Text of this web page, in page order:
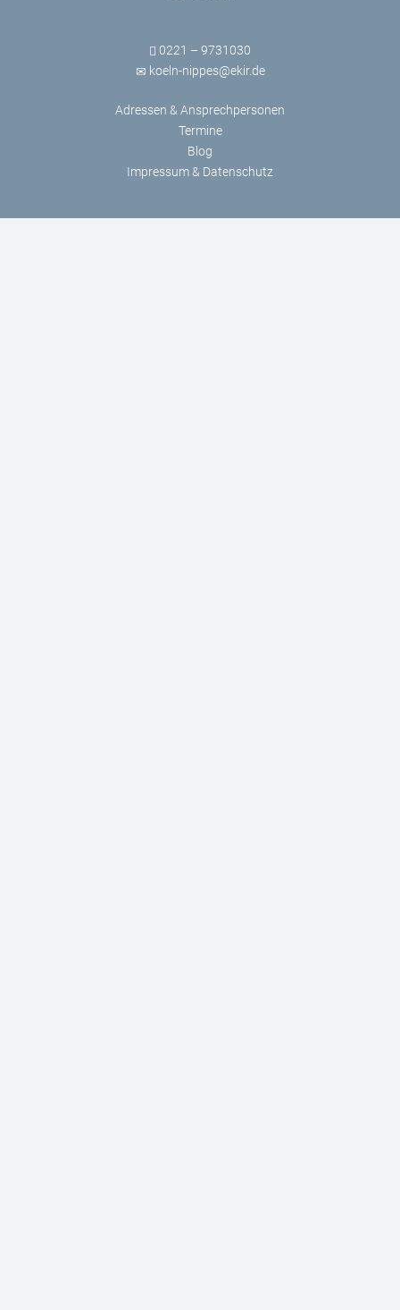
0221 – 9731030
koeln-nippes@ekir.de
Adressen & Ansprechpersonen
Termine
Blog
Impressum & Datenschutz